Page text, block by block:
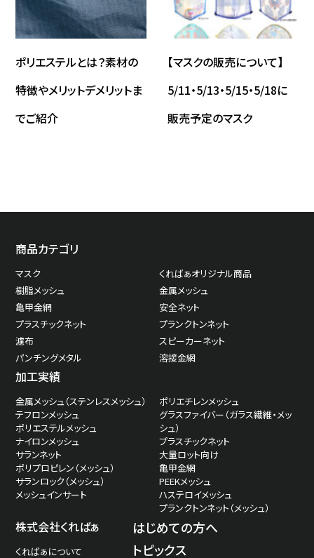
ポリエステルとは？素材の
特徴やメリットデメリットま
でご紹介
【マスクの販売について】
5/11・5/13・5/15・5/18に
販売予定のマスク
商品カテゴリ
マスク
くればぁオリジナル商品
樹脂メッシュ
金属メッシュ
亀甲金網
安全ネット
プラスチックネット
プランクトンネット
濾布
スピーカーネット
パンチングメタル
溶接金網
加工実績
金属メッシュ（ステンレスメッシュ）
テフロンメッシュ
ポリエステルメッシュ
ナイロンメッシュ
サランネット
ポリプロピレン（メッシュ）
サランロック（メッシュ）
メッシュインサート
ポリエチレンメッシュ
グラスファイバー（ガラス繊維・メッ
シュ）
プラスチックネット
大量ロット向け
亀甲金網
PEEKメッシュ
ハステロイメッシュ
プランクトンネット（メッシュ）
株式会社くればぁ
くればぁについて
はじめての方へ
トピックス